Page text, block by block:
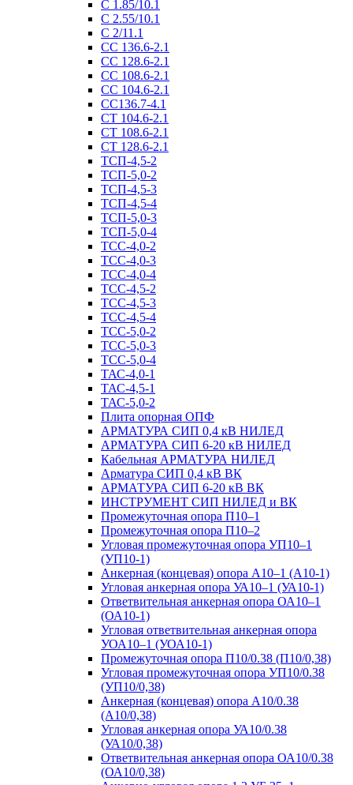
С 1.85/10.1
С 2.55/10.1
С 2/11.1
СС 136.6-2.1
СС 128.6-2.1
СС 108.6-2.1
СС 104.6-2.1
СС136.7-4.1
СТ 104.6-2.1
СТ 108.6-2.1
СТ 128.6-2.1
ТСП-4,5-2
ТСП-5,0-2
ТСП-4,5-3
ТСП-4,5-4
ТСП-5,0-3
ТСП-5,0-4
ТСС-4,0-2
ТСС-4,0-3
ТСС-4,0-4
ТСС-4,5-2
ТСС-4,5-3
ТСС-4,5-4
ТСС-5,0-2
ТСС-5,0-3
ТСС-5,0-4
ТАС-4,0-1
ТАС-4,5-1
ТАС-5,0-2
Плита опорная ОПФ
АРМАТУРА СИП 0,4 кВ НИЛЕД
АРМАТУРА СИП 6-20 кВ НИЛЕД
Кабельная АРМАТУРА НИЛЕД
Арматура СИП 0,4 кВ ВК
АРМАТУРА СИП 6-20 кВ ВК
ИНСТРУМЕНТ СИП НИЛЕД и ВК
Промежуточная опора П10–1
Промежуточная опора П10–2
Угловая промежуточная опора УП10–1
(УП10-1)
Анкерная (концевая) опора А10–1 (А10-1)
Угловая анкерная опора УА10–1 (УА10-1)
Ответвительная анкерная опора ОА10–1
(ОА10-1)
Угловая ответвительная анкерная опора
УОА10–1 (УОА10-1)
Промежуточная опора П10/0.38 (П10/0,38)
Угловая промежуточная опора УП10/0.38
(УП10/0,38)
Анкерная (концевая) опора А10/0.38
(А10/0,38)
Угловая анкерная опора УА10/0.38
(УА10/0,38)
Ответвительная анкерная опора ОА10/0.38
(ОА10/0,38)